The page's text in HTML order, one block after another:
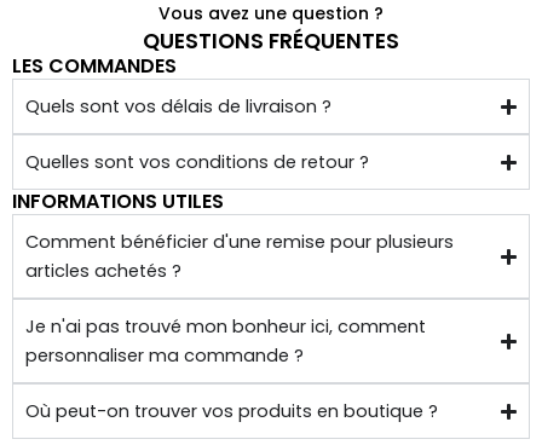
ssoir
es de
qualit
é
nnés
à
ues
kilom
Vous avez une question ?
QUESTIONS FRÉQUENTES
LES COMMANDES
Quels sont vos délais de livraison ?
Quelles sont vos conditions de retour ?
INFORMATIONS UTILES
Comment bénéficier d'une remise pour plusieurs
articles achetés ?
Je n'ai pas trouvé mon bonheur ici, comment
personnaliser ma commande ?
Où peut-on trouver vos produits en boutique ?